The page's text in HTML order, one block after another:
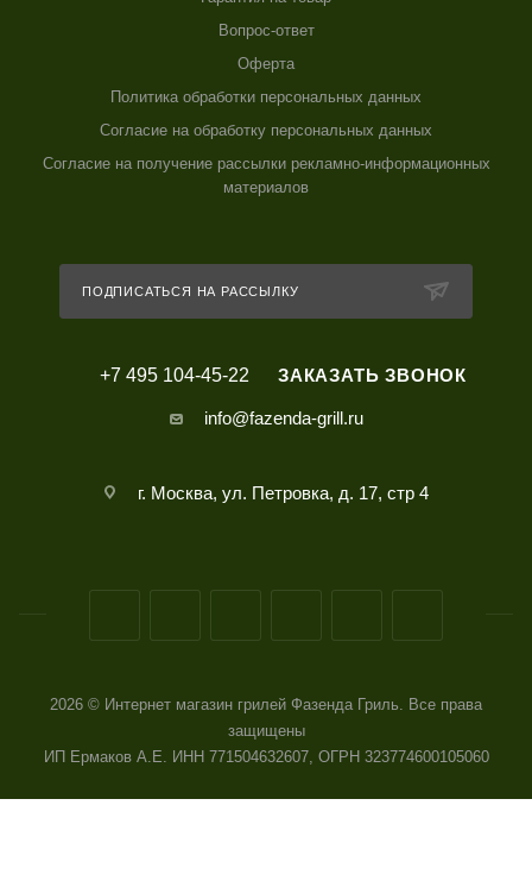
Вопрос-ответ
Оферта
Политика обработки персональных данных
Согласие на обработку персональных данных
Согласие на получение рассылки рекламно-информационных
материалов
ПОДПИСАТЬСЯ НА РАССЫЛКУ
+7 495 104-45-22 ЗАКАЗАТЬ ЗВОНОК
info@fazenda-grill.ru
г. Москва, ул. Петровка, д. 17, стр 4
2026 © Интернет магазин грилей Фазенда Гриль. Все права
защищены
ИП Ермаков А.Е. ИНН 771504632607, ОГРН 323774600105060